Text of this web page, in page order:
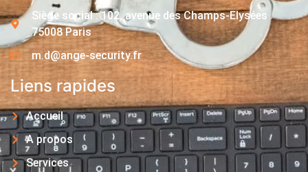
Siège social : 102, avenue des Champs-Elysées
75008 Paris
m.d@ange-security.fr
Liens rapides
Accueil
A propos
Services